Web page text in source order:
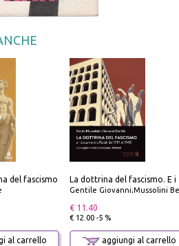
del fascismo
al carrello
Gentile Giovanni;Mussolini Benito
€ 11.40
€ 12.00 -5 %
aggiungi al carrello